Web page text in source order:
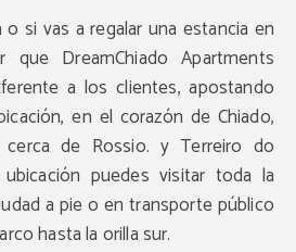
si vas a regalar una estancia en
que DreamChiado Apartments
a los clientes, apostando
en el corazón de Chiado,
de Rossio. y Terreiro do
puedes visitar toda la
a pie o en transporte público
hasta la orilla sur.